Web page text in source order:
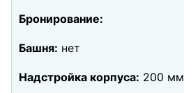
Бронирование:
Башня: нет
Надстройка корпуса: 200 мм